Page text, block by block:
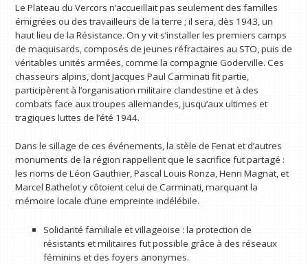
Le Plateau du Vercors n’accueillait pas seulement des familles
émigrées ou des travailleurs de la terre ; il sera, dès 1943, un
haut lieu de la Résistance. On y vit s’installer les premiers camps
de maquisards, composés de jeunes réfractaires au STO, puis de
véritables unités armées, comme la compagnie Goderville. Ces
chasseurs alpins, dont Jacques Paul Carminati fit partie,
participèrent à l’organisation militaire clandestine et à des
combats face aux troupes allemandes, jusqu’aux ultimes et
tragiques luttes de l’été 1944.
Dans le sillage de ces événements, la stèle de Fenat et d’autres
monuments de la région rappellent que le sacrifice fut partagé :
les noms de Léon Gauthier, Pascal Louis Ronza, Henri Magnat, et
Marcel Bathelot y côtoient celui de Carminati, marquant la
mémoire locale d’une empreinte indélébile.
Solidarité familiale et villageoise : la protection de
résistants et militaires fut possible grâce à des réseaux
féminins et des foyers anonymes.